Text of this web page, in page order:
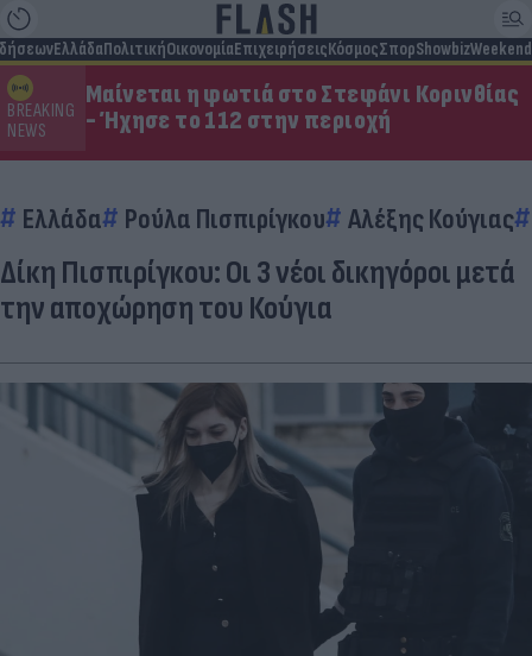
ΕλλάδαΠολιτικήΟικονομίαΕπιχειρήσειςΚόσμοςΣπορShowbizWeekend
BREAKING
NEWS
Μαίνεται η φωτιά στο Στεφάνι Κορινθίας
- Ήχησε το 112 στην περιοχή
Ελλάδα Ρούλα Πισπιρίγκου Αλέξης Κούγιας
Δίκη Πισπιρίγκου: Οι 3 νέοι δικηγόροι μετά
την αποχώρηση του Κούγια